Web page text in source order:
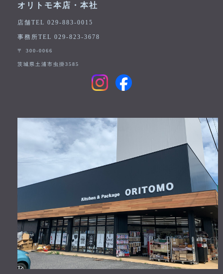
オリトモ本店・本社
店舗TEL 029-883-0015
事務所TEL 029-823-3678
〒 300-0066
茨城県土浦市虫掛3585